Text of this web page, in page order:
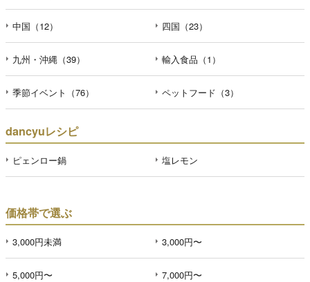
中国（12） 四国（23）
九州・沖縄（39） 輸入食品（1）
季節イベント（76） ペットフード（3）
dancyuレシピ
ピェンロー鍋 塩レモン
価格帯で選ぶ
3,000円未満 3,000円〜
5,000円〜 7,000円〜